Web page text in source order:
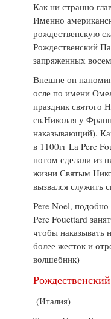
Как ни странно
Именно
рождественскую
Рождественский
запряженных
Внешне он
осле по имени
праздник святого
св.Николая у
наказывающий).
в 1100гг La Pere
потом сделали из
жизни Святым
вызвался служить
Pere Noel,
Pere Fouettard
чтобы наказывать
более жесток и
волшебник)
(Италия)